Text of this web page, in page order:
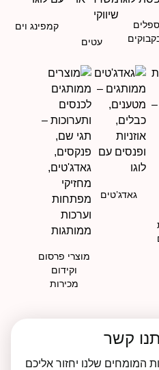
עטים
קמפינג וים
גאדג’טים
מוצרי פרסום
וקידום
מכירות
קשר
שלנו יחזור אליכם